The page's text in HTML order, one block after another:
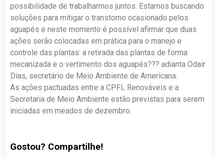
possibilidade de trabalharmos juntos. Estamos buscando
soluções para mitigar o transtorno ocasionado pelos
aguapés e neste momento é possível afirmar que duas
ações serão colocadas em prática para o manejo e
controle das plantas: a retirada das plantas de forma
mecanizada e o vertimento dos aguapés??? adianta Odair
Dias, secretário de Meio Ambiente de Americana.
As ações pactuadas entre a CPFL Renováveis e a
Secretaria de Meio Ambiente estão previstas para serem
iniciadas em meados de dezembro.
Gostou? Compartilhe!